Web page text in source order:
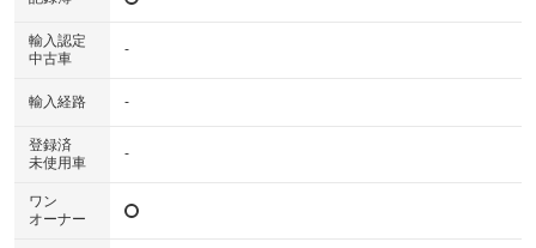
輸入認定
中古車
-
輸入経路 -
登録済
未使用車
-
ワン
オーナー